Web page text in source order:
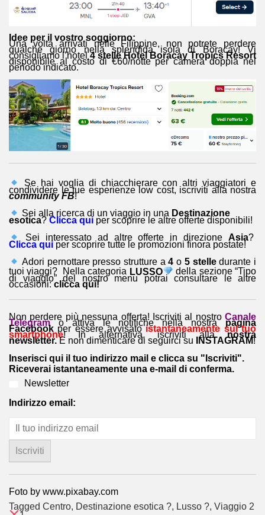
Idee per il vostro soggiorno:
Una volta arrivati nelle Filippine, non potrete perdere
qualche giorno nella splendida isola di Boracay! Vi
consigliamo l’hotel4 stelleHotel Boracay Tropics Resort
disponibile al costo di €60/notte per camera doppia nel
periodo indicato.
Se hai voglia di chiacchierare con altri viaggiatori e
condividere le tue esperienze low cost, iscriviti alla nostra
community FB!
Sei alla ricerca di un viaggio in una Destinazione
esotica? Clicca qui per scoprire le altre offerte disponibili!
Sei interessato ad altre offerte in direzione Asia?
Clicca qui per scoprire tutte le promozioni finora postate!
Adori pernottare presso strutture a4 o 5 stelledurante i
tuoi viaggi? Nella categoria LUSSO della sezione “Tipo
di viaggio” del nostro menu potrai consultare le altre
occasioni:clicca qui!
Non perdere più nessuna offerta! Iscriviti al nostro Canale
Telegramo attiva le notifiche nella nostrapagina
Facebook per essere avvisatoistantaneamente sul tuo
smartphone! In alternativa, iscriviti allanostra
newsletter.E non dimenticare di seguirci su INSTAGRAM!
Inserisci qui il tuo indirizzo mail e clicca su "Iscriviti".
Riceverai istantaneamente una e-mail di conferma.
Newsletter
Indirizzo email:
Foto by www.pixabay.com
Tagged Centro, Destinazione esotica ?, Lusso ?, Viaggio 2